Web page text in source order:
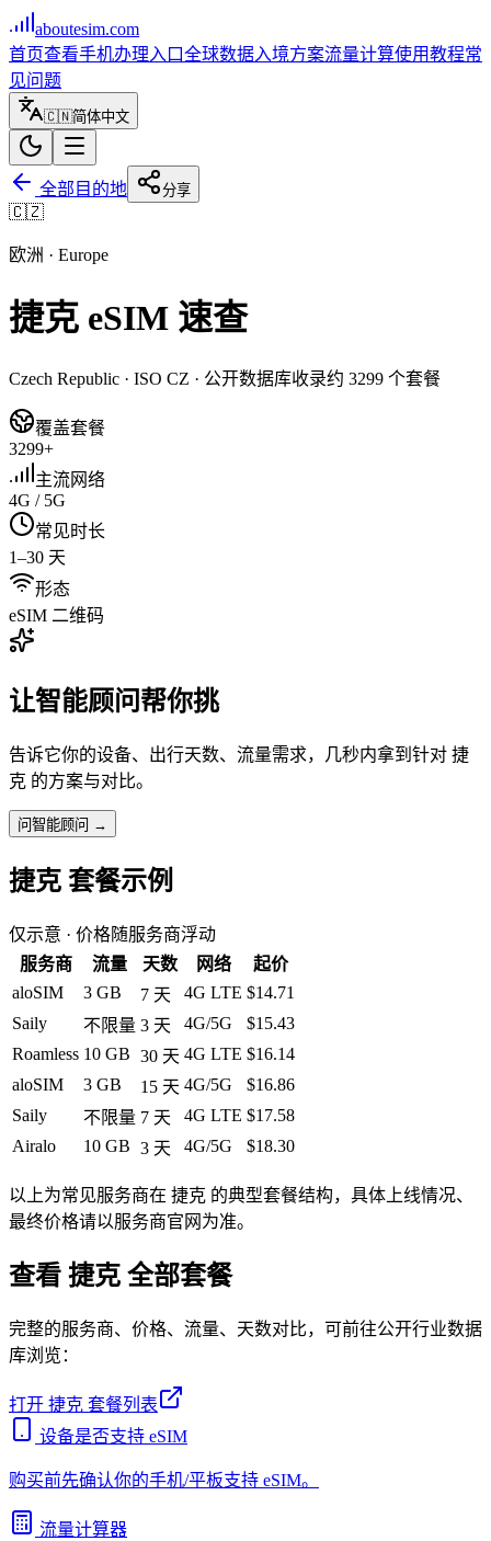
aboutesim.com
首页查看手机办理入口全球数据入境方案流量计算使用教程常
见问题
🇨🇳简体中文
全部目的地 分享
🇨🇿
欧洲 · Europe
捷克 eSIM 速查
Czech Republic · ISO CZ · 公开数据库收录约 3299 个套餐
覆盖套餐
3299+
主流网络
4G / 5G
常见时长
1–30 天
形态
eSIM 二维码
让智能顾问帮你挑
告诉它你的设备、出行天数、流量需求，几秒内拿到针对 捷
克 的方案与对比。
问智能顾问 →
捷克 套餐示例
仅示意 · 价格随服务商浮动
服务商
流量 天数 网络
起价
aloSIM
3 GB 7 天 4G LTE $14.71
Saily
不限量 3 天 4G/5G
$15.43
Roamless 10 GB 30 天 4G LTE $16.14
aloSIM
3 GB 15 天 4G/5G
$16.86
Saily
不限量 7 天 4G LTE $17.58
Airalo
10 GB 3 天 4G/5G $18.30
以上为常见服务商在 捷克 的典型套餐结构，具体上线情况、
最终价格请以服务商官网为准。
查看 捷克 全部套餐
完整的服务商、价格、流量、天数对比，可前往公开行业数据
库浏览：
打开 捷克 套餐列表
设备是否支持 eSIM
购买前先确认你的手机/平板支持 eSIM。
流量计算器